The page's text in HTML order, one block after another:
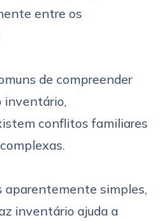
entre os
de compreender
inventário,
conflitos familiares
aparentemente simples,
inventário ajuda a